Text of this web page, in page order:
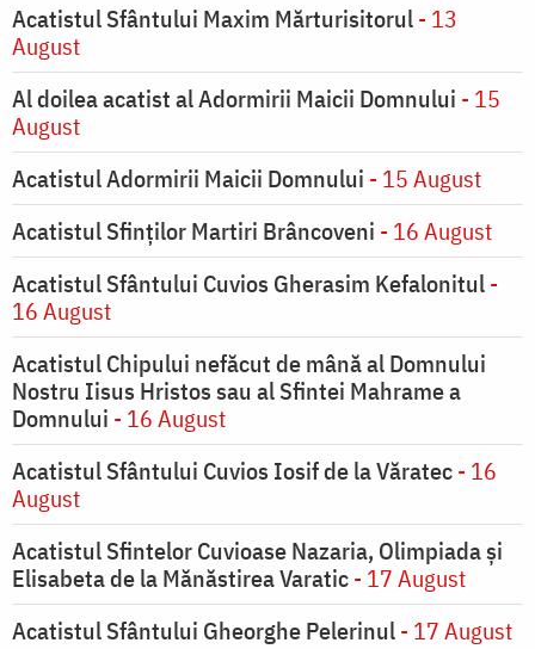
Acatistul Sfântului Maxim Mărturisitorul- 13
August
Al doilea acatist al Adormirii Maicii Domnului - 15
August
Acatistul Adormirii Maicii Domnului - 15 August
Acatistul Sfinților Martiri Brâncoveni - 16 August
Acatistul Sfântului Cuvios Gherasim Kefalonitul-
16 August
Acatistul Chipului nefăcut de mână al Domnului
Nostru Iisus Hristos sau al Sfintei Mahrame a
Domnului - 16 August
Acatistul Sfântului Cuvios Iosif de la Văratec- 16
August
Acatistul Sfintelor Cuvioase Nazaria, Olimpiada și
Elisabeta de la Mănăstirea Varatic- 17 August
Acatistul Sfântului Gheorghe Pelerinul- 17 August